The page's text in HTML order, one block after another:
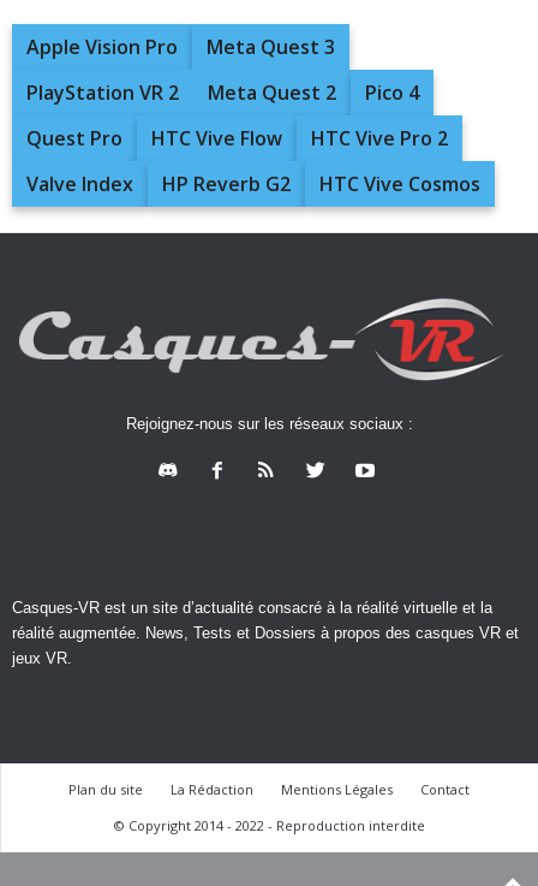
Apple Vision Pro
Meta Quest 3
PlayStation VR 2
Meta Quest 2
Pico 4
Quest Pro
HTC Vive Flow
HTC Vive Pro 2
Valve Index
HP Reverb G2 HTC Vive Cosmos
Rejoignez-nous sur les réseaux sociaux :
Casques-VR est un site d’actualité consacré à la réalité virtuelle et la
réalité augmentée. News, Tests et Dossiers à propos des casques VR et
jeux VR.
Plan du site La Rédaction Mentions Légales
Contact
© Copyright 2014 - 2022 - Reproduction interdite